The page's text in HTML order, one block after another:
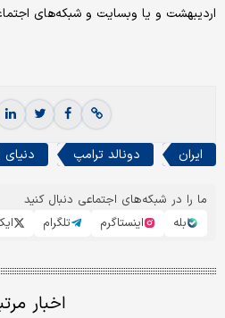
اردیبهشت و یا وبسایت و شبکه‌های
ایران دونالد ترامپ دنیای
ما را در شبکه‌های اجتماعی دنبال کنید
بله
اینستاگرم تلگرام
اخبار